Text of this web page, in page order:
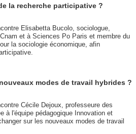
la recherche participative ?
Elisabetta Bucolo, sociologue,
et à Sciences Po Paris et membre du
la sociologie économique, afin
modes de travail hybrides ?
Cécile Dejoux, professeure des
à l'équipe pédagogique Innovation et
sur les nouveaux modes de travail